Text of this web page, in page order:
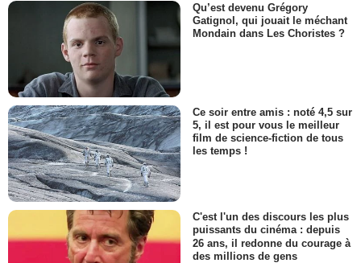
Qu’est devenu Grégory
Gatignol, qui jouait le méchant
Mondain dans Les Choristes ?
Ce soir entre amis : noté 4,5 sur
5, il est pour vous le meilleur
film de science-fiction de tous
les temps !
C'est l'un des discours les plus
puissants du cinéma : depuis
26 ans, il redonne du courage à
des millions de gens